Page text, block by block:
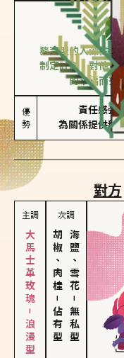
務實型的人深信愛
制定計劃。對他們
的幸福而努
優
勢
責任感強
為關係提供穩
對方
主調
大馬士革玫瑰－浪漫型
次調
胡椒、肉桂
－
佔有型
海鹽、雪花
－
無私型